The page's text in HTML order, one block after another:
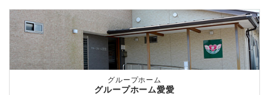
グループホーム
グループホーム愛愛